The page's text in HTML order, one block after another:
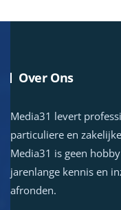
Over Ons
Media31 levert
particuliere en
Media31 is geen
jarenlange kennis en
afronden.